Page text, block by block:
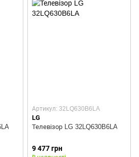
Артикул: 32LQ630B6LA
LG
Телевізор LG 32LQ630B6LA
9 477 грн